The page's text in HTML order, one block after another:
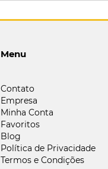
Menu
Contato
Empresa
Minha Conta
Favoritos
Blog
Política de Privacidade
Termos e Condições